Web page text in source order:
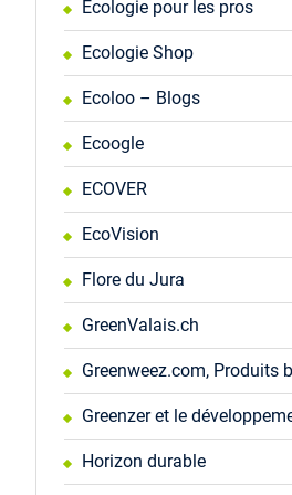
Écologie pour les pros
Ecologie Shop
Ecoloo – Blogs
Ecoogle
ECOVER
EcoVision
Flore du Jura
GreenValais.ch
Greenweez.com, Produits
Greenzer et le
Horizon durable